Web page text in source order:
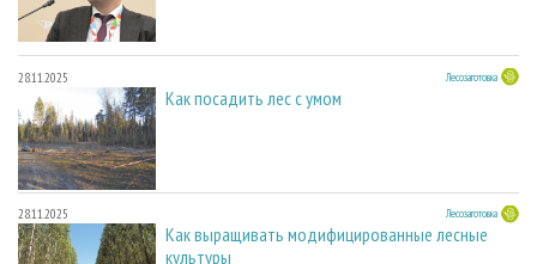
28.11.2025 Лесозаготовка
Как посадить лес с умом
28.11.2025 Лесозаготовка
Как выращивать модифицированные лесные
культуры